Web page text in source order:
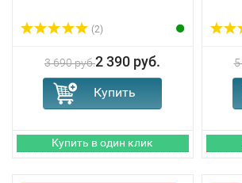
(2)
3 690 руб.2 390 руб. 5